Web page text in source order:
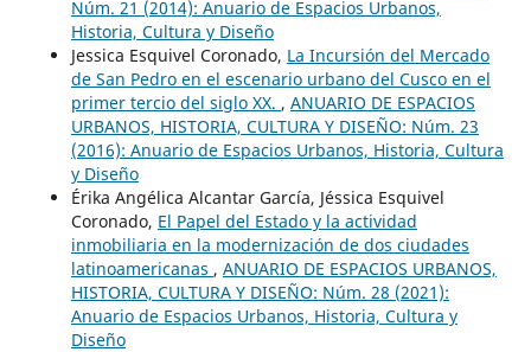
Núm. 21 (2014): Anuario de Espacios Urbanos,
Historia, Cultura y Diseño
Jessica Esquivel Coronado, La Incursión del Mercado
de San Pedro en el escenario urbano del Cusco en el
primer tercio del siglo XX. , ANUARIO DE ESPACIOS
URBANOS, HISTORIA, CULTURA Y DISEÑO: Núm. 23
(2016): Anuario de Espacios Urbanos, Historia, Cultura
y Diseño
Érika Angélica Alcantar García, Jéssica Esquivel
Coronado, El Papel del Estado y la actividad
inmobiliaria en la modernización de dos ciudades
latinoamericanas , ANUARIO DE ESPACIOS URBANOS,
HISTORIA, CULTURA Y DISEÑO: Núm. 28 (2021):
Anuario de Espacios Urbanos, Historia, Cultura y
Diseño